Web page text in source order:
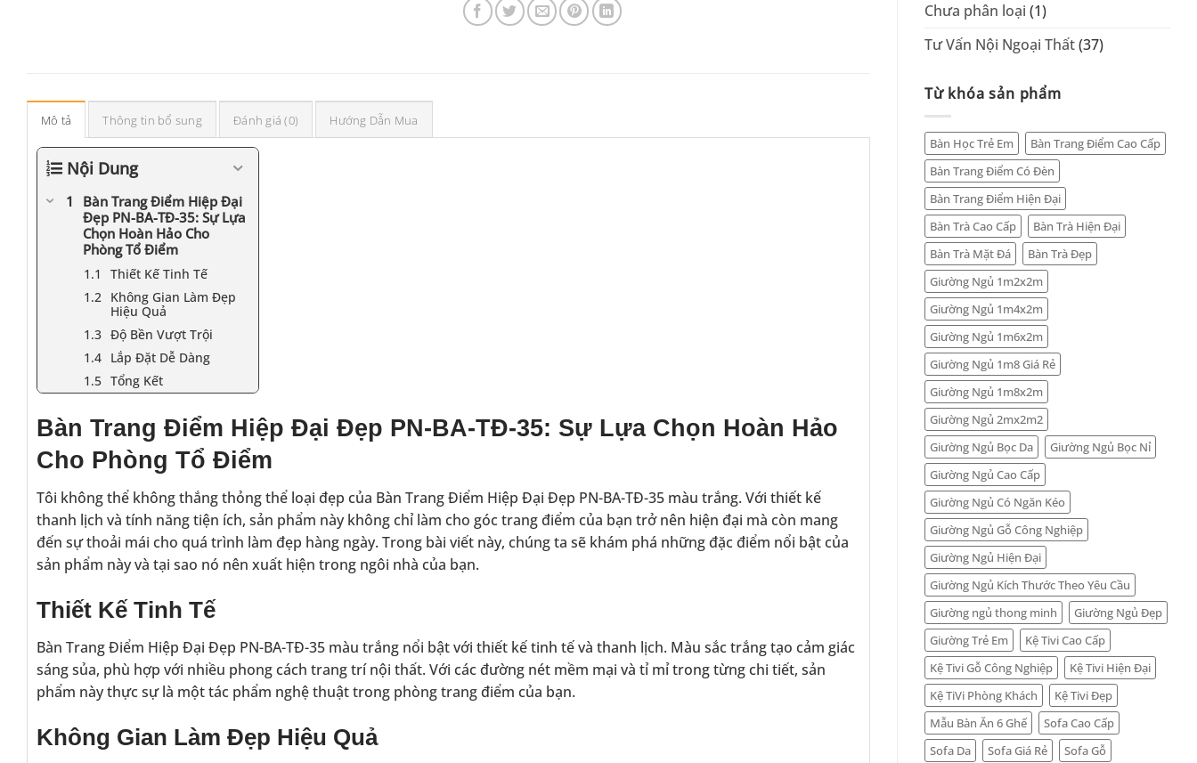
Chưa phân loại (1)
Tư Vấn Nội Ngoại Thất(37)
Từ khóa sản phẩm
Bàn Học Trẻ Em
Bàn Trang Điểm Cao Cấp
Bàn Trang Điểm Có Đèn
Bàn Trang Điểm Hiện Đại
Bàn Trà Cao Cấp
Bàn Trà Hiện Đại
Bàn Trà Mặt Đá
Bàn Trà Đẹp
Giường Ngủ 1m2x2m
Giường Ngủ 1m4x2m
Giường Ngủ 1m6x2m
Giường Ngủ 1m8 Giá Rẻ
Giường Ngủ 1m8x2m
Giường Ngủ 2mx2m2
Giường Ngủ Bọc Da
Giường Ngủ Bọc Nỉ
Giường Ngủ Cao Cấp
Giường Ngủ Có Ngăn Kéo
Giường Ngủ Gỗ Công Nghiệp
Giường Ngủ Hiện Đại
Giường Ngủ Kích Thước Theo Yêu Cầu
Giường ngủ thong minh
Giường Ngủ Đẹp
Giường Trẻ Em
Kệ Tivi Cao Cấp
Kệ Tivi Gỗ Công Nghiệp
Kệ Tivi Hiện Đại
Kệ TiVi Phòng Khách
Kệ Tivi Đẹp
Mẫu Bàn Ăn 6 Ghế
Sofa Cao Cấp
Sofa Da
Sofa Giá Rẻ
Sofa Gỗ
Mô tả Thông tin bổ sung Đánh giá (0) Hướng Dẫn Mua
Nội Dung
Bàn Trang Điểm Hiệp Đại
Đẹp PN-BA-TĐ-35: Sự Lựa
Chọn Hoàn Hảo Cho
Phòng Tổ Điểm
Thiết Kế Tinh Tế
Không Gian Làm Đẹp
Hiệu Quả
Độ Bền Vượt Trội
Lắp Đặt Dễ Dàng
Tổng Kết
Bàn Trang Điểm Hiệp Đại Đẹp PN-BA-TĐ-35: Sự Lựa Chọn Hoàn Hảo
Cho Phòng Tổ Điểm
Tôi không thể không thắng thỏng thể loại đẹp của Bàn Trang Điểm Hiệp Đại Đẹp PN-BA-TĐ-35 màu trắng. Với thiết kế
thanh lịch và tính năng tiện ích, sản phẩm này không chỉ làm cho góc trang điểm của bạn trở nên hiện đại mà còn mang
đến sự thoải mái cho quá trình làm đẹp hàng ngày. Trong bài viết này, chúng ta sẽ khám phá những đặc điểm nổi bật của
sản phẩm này và tại sao nó nên xuất hiện trong ngôi nhà của bạn.
Thiết Kế Tinh Tế
Bàn Trang Điểm Hiệp Đại Đẹp PN-BA-TĐ-35 màu trắng nổi bật với thiết kế tinh tế và thanh lịch. Màu sắc trắng tạo cảm giác
sáng sủa, phù hợp với nhiều phong cách trang trí nội thất. Với các đường nét mềm mại và tỉ mỉ trong từng chi tiết, sản
phẩm này thực sự là một tác phẩm nghệ thuật trong phòng trang điểm của bạn.
Không Gian Làm Đẹp Hiệu Quả